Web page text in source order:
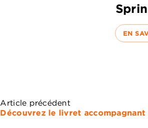
EN
Article précédent
Découvrez le livret